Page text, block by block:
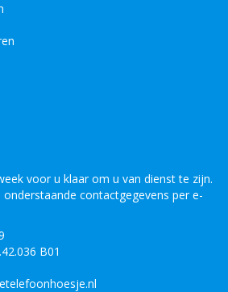
voor u klaar om u van dienst te zijn.
contactgegevens per e-
B01